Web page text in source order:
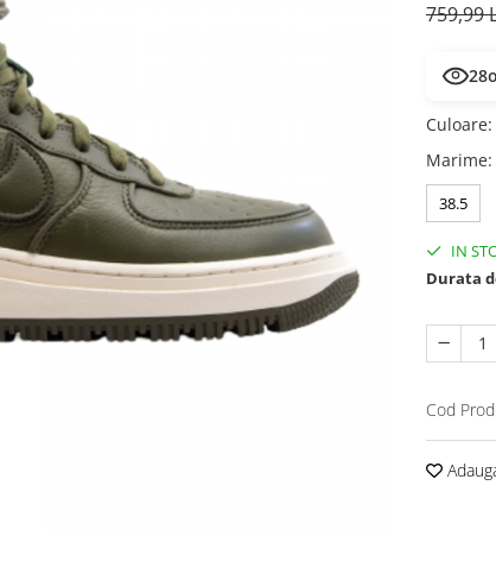
759,99
28
Culoare:
Marime:
38.5
IN
Durata
Cod